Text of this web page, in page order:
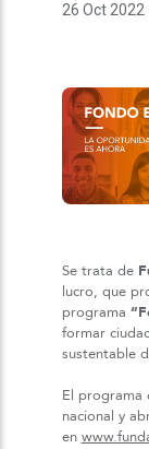
26 Oct 2022
Se trata de
lucro, que
programa
formar
sustentable
El programa
nacional y
en